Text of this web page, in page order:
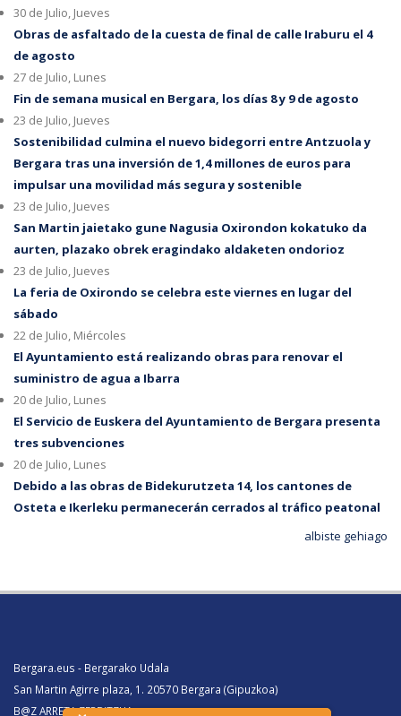
30 de Julio, Jueves
Obras de asfaltado de la cuesta de final de calle Iraburu el 4
de agosto
27 de Julio, Lunes
Fin de semana musical en Bergara, los días 8 y 9 de agosto
23 de Julio, Jueves
Sostenibilidad culmina el nuevo bidegorri entre Antzuola y
Bergara tras una inversión de 1,4 millones de euros para
impulsar una movilidad más segura y sostenible
23 de Julio, Jueves
San Martin jaietako gune Nagusia Oxirondon kokatuko da
aurten, plazako obrek eragindako aldaketen ondorioz
23 de Julio, Jueves
La feria de Oxirondo se celebra este viernes en lugar del
sábado
22 de Julio, Miércoles
El Ayuntamiento está realizando obras para renovar el
suministro de agua a Ibarra
20 de Julio, Lunes
El Servicio de Euskera del Ayuntamiento de Bergara presenta
tres subvenciones
20 de Julio, Lunes
Debido a las obras de Bidekurutzeta 14, los cantones de
Osteta e Ikerleku permanecerán cerrados al tráfico peatonal
albiste gehiago
Bergara.eus - Bergarako Udala
San Martin Agirre plaza, 1. 20570 Bergara (Gipuzkoa)
B@Z ARRETA ZERBITZUA: